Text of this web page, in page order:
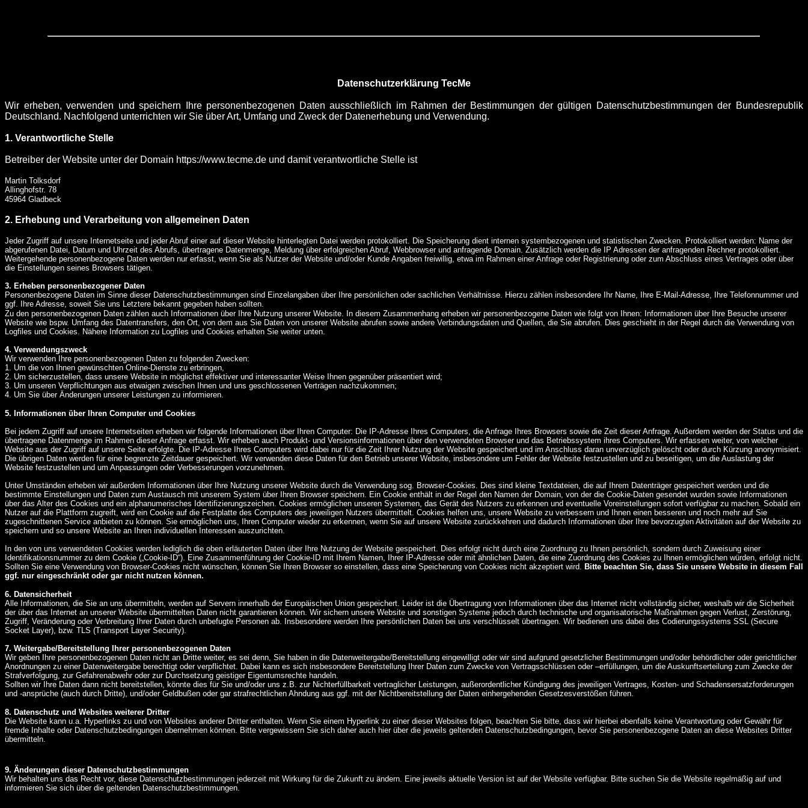
Datenschutzerklärung TecMe
Wir erheben, verwenden und speichern Ihre personenbezogenen Daten ausschließlich im Rahmen der Bestimmungen der gültigen Datenschutzbestimmungen der Bundesrepublik
Deutschland. Nachfolgend unterrichten wir Sie über Art, Umfang und Zweck der Datenerhebung und Verwendung.
1. Verantwortliche Stelle
Betreiber der Website unter der Domain https://www.tecme.de und damit verantwortliche Stelle ist
Martin Tolksdorf
Allinghofstr. 78
45964 Gladbeck
2. Erhebung und Verarbeitung von allgemeinen Daten
Jeder Zugriff auf unsere Internetseite und jeder Abruf einer auf dieser Website hinterlegten Datei werden protokolliert. Die Speicherung dient internen systembezogenen und statistischen Zwecken. Protokolliert werden: Name der
abgerufenen Datei, Datum und Uhrzeit des Abrufs, übertragene Datenmenge, Meldung über erfolgreichen Abruf, Webbrowser und anfragende Domain. Zusätzlich werden die IP Adressen der anfragenden Rechner protokolliert.
Weitergehende personenbezogene Daten werden nur erfasst, wenn Sie als Nutzer der Website und/oder Kunde Angaben freiwillig, etwa im Rahmen einer Anfrage oder Registrierung oder zum Abschluss eines Vertrages oder über
die Einstellungen seines Browsers tätigen.
3. Erheben personenbezogener Daten
Personenbezogene Daten im Sinne dieser Datenschutzbestimmungen sind Einzelangaben über Ihre persönlichen oder sachlichen Verhältnisse. Hierzu zählen insbesondere Ihr Name, Ihre E-Mail-Adresse, Ihre Telefonnummer und
ggf. Ihre Adresse, soweit Sie uns Letztere bekannt gegeben haben sollten.
Zu den personenbezogenen Daten zählen auch Informationen über Ihre Nutzung unserer Website. In diesem Zusammenhang erheben wir personenbezogene Daten wie folgt von Ihnen: Informationen über Ihre Besuche unserer
Website wie bspw. Umfang des Datentransfers, den Ort, von dem aus Sie Daten von unserer Website abrufen sowie andere Verbindungsdaten und Quellen, die Sie abrufen. Dies geschieht in der Regel durch die Verwendung von
Logfiles und Cookies. Nähere Information zu Logfiles und Cookies erhalten Sie weiter unten.
4. Verwendungszweck
Wir verwenden Ihre personenbezogenen Daten zu folgenden Zwecken:
1. Um die von Ihnen gewünschten Online-Dienste zu erbringen,
2. Um sicherzustellen, dass unsere Website in möglichst effektiver und interessanter Weise Ihnen gegenüber präsentiert wird;
3. Um unseren Verpflichtungen aus etwaigen zwischen Ihnen und uns geschlossenen Verträgen nachzukommen;
4. Um Sie über Änderungen unserer Leistungen zu informieren.
5. Informationen über Ihren Computer und Cookies
Bei jedem Zugriff auf unsere Internetseiten erheben wir folgende Informationen über Ihren Computer: Die IP-Adresse Ihres Computers, die Anfrage Ihres Browsers sowie die Zeit dieser Anfrage. Außerdem werden der Status und die
übertragene Datenmenge im Rahmen dieser Anfrage erfasst. Wir erheben auch Produkt- und Versionsinformationen über den verwendeten Browser und das Betriebssystem ihres Computers. Wir erfassen weiter, von welcher
Website aus der Zugriff auf unsere Seite erfolgte. Die IP-Adresse Ihres Computers wird dabei nur für die Zeit Ihrer Nutzung der Website gespeichert und im Anschluss daran unverzüglich gelöscht oder durch Kürzung anonymisiert.
Die übrigen Daten werden für eine begrenzte Zeitdauer gespeichert. Wir verwenden diese Daten für den Betrieb unserer Website, insbesondere um Fehler der Website festzustellen und zu beseitigen, um die Auslastung der
Website festzustellen und um Anpassungen oder Verbesserungen vorzunehmen.
Unter Umständen erheben wir außerdem Informationen über Ihre Nutzung unserer Website durch die Verwendung sog. Browser-Cookies. Dies sind kleine Textdateien, die auf Ihrem Datenträger gespeichert werden und die
bestimmte Einstellungen und Daten zum Austausch mit unserem System über Ihren Browser speichern. Ein Cookie enthält in der Regel den Namen der Domain, von der die Cookie-Daten gesendet wurden sowie Informationen
über das Alter des Cookies und ein alphanumerisches Identifizierungszeichen. Cookies ermöglichen unseren Systemen, das Gerät des Nutzers zu erkennen und eventuelle Voreinstellungen sofort verfügbar zu machen. Sobald ein
Nutzer auf die Plattform zugreift, wird ein Cookie auf die Festplatte des Computers des jeweiligen Nutzers übermittelt. Cookies helfen uns, unsere Website zu verbessern und Ihnen einen besseren und noch mehr auf Sie
zugeschnittenen Service anbieten zu können. Sie ermöglichen uns, Ihren Computer wieder zu erkennen, wenn Sie auf unsere Website zurückkehren und dadurch Informationen über Ihre bevorzugten Aktivitäten auf der Website zu
speichern und so unsere Website an Ihren individuellen Interessen auszurichten.
In den von uns verwendeten Cookies werden lediglich die oben erläuterten Daten über Ihre Nutzung der Website gespeichert. Dies erfolgt nicht durch eine Zuordnung zu Ihnen persönlich, sondern durch Zuweisung einer
Identifikationsnummer zu dem Cookie („Cookie-ID“). Eine Zusammenführung der Cookie-ID mit Ihrem Namen, Ihrer IP-Adresse oder mit ähnlichen Daten, die eine Zuordnung des Cookies zu Ihnen ermöglichen würden, erfolgt nicht.
Sollten Sie eine Verwendung von Browser-Cookies nicht wünschen, können Sie Ihren Browser so einstellen, dass eine Speicherung von Cookies nicht akzeptiert wird. Bitte beachten Sie, dass Sie unsere Website in diesem Fall
ggf. nur eingeschränkt oder gar nicht nutzen können.
6. Datensicherheit
Alle Informationen, die Sie an uns übermitteln, werden auf Servern innerhalb der Europäischen Union gespeichert. Leider ist die Übertragung von Informationen über das Internet nicht vollständig sicher, weshalb wir die Sicherheit
der über das Internet an unserer Website übermittelten Daten nicht garantieren können. Wir sichern unsere Website und sonstigen Systeme jedoch durch technische und organisatorische Maßnahmen gegen Verlust, Zerstörung,
Zugriff, Veränderung oder Verbreitung Ihrer Daten durch unbefugte Personen ab. Insbesondere werden Ihre persönlichen Daten bei uns verschlüsselt übertragen. Wir bedienen uns dabei des Codierungssystems SSL (Secure
Socket Layer), bzw. TLS (Transport Layer Security).
7. Weitergabe/Bereitstellung Ihrer personenbezogenen Daten
Wir geben Ihre personenbezogenen Daten nicht an Dritte weiter, es sei denn, Sie haben in die Datenweitergabe/Bereitstellung eingewilligt oder wir sind aufgrund gesetzlicher Bestimmungen und/oder behördlicher oder gerichtlicher
Anordnungen zu einer Datenweitergabe berechtigt oder verpflichtet. Dabei kann es sich insbesondere Bereitstellung Ihrer Daten zum Zwecke von Vertragsschlüssen oder –erfüllungen, um die Auskunftserteilung zum Zwecke der
Strafverfolgung, zur Gefahrenabwehr oder zur Durchsetzung geistiger Eigentumsrechte handeln.
Sollten wir Ihre Daten dann nicht bereitstellen, könnte dies für Sie und/oder uns z.B. zur Nichterfüllbarkeit vertraglicher Leistungen, außerordentlicher Kündigung des jeweiligen Vertrages, Kosten- und Schadensersatzforderungen
und -ansprüche (auch durch Dritte), und/oder Geldbußen oder gar strafrechtlichen Ahndung aus ggf. mit der Nichtbereitstellung der Daten einhergehenden Gesetzesverstößen führen.
8. Datenschutz und Websites weiterer Dritter
Die Website kann u.a. Hyperlinks zu und von Websites anderer Dritter enthalten. Wenn Sie einem Hyperlink zu einer dieser Websites folgen, beachten Sie bitte, dass wir hierbei ebenfalls keine Verantwortung oder Gewähr für
fremde Inhalte oder Datenschutzbedingungen übernehmen können. Bitte vergewissern Sie sich daher auch hier über die jeweils geltenden Datenschutzbedingungen, bevor Sie personenbezogene Daten an diese Websites Dritter
übermitteln.
9. Änderungen dieser Datenschutzbestimmungen
Wir behalten uns das Recht vor, diese Datenschutzbestimmungen jederzeit mit Wirkung für die Zukunft zu ändern. Eine jeweils aktuelle Version ist auf der Website verfügbar. Bitte suchen Sie die Website regelmäßig auf und
informieren Sie sich über die geltenden Datenschutzbestimmungen.